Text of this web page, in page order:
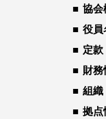
協
役
定款
財
組織
拠